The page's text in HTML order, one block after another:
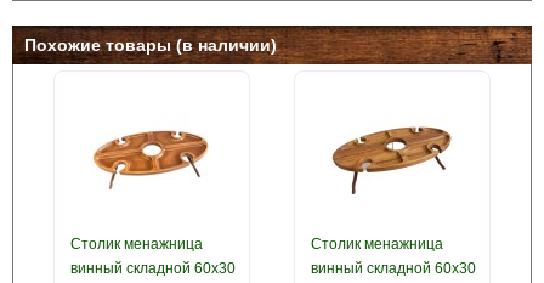
Похожие товары (в наличии)
Столик менажница
винный складной 60х30
Столик менажница
винный складной 60х30